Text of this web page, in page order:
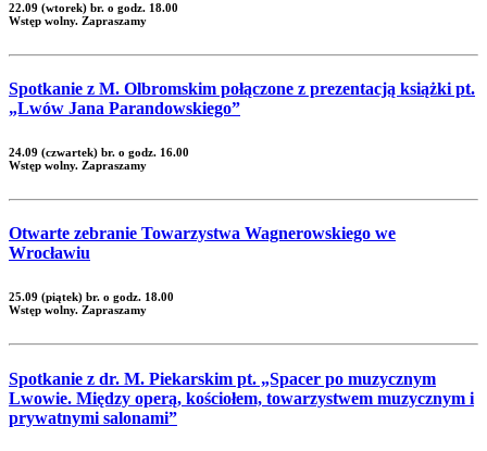
22.09 (wtorek) br. o godz. 18.00
Wstęp wolny. Zapraszamy
Spotkanie z M. Olbromskim połączone z prezentacją książki pt.
„Lwów Jana Parandowskiego”
24.09 (czwartek) br. o godz. 16.00
Wstęp wolny. Zapraszamy
Otwarte zebranie Towarzystwa Wagnerowskiego we
Wrocławiu
25.09 (piątek) br. o godz. 18.00
Wstęp wolny. Zapraszamy
Spotkanie z dr. M. Piekarskim pt. „Spacer po muzycznym
Lwowie. Między operą, kościołem, towarzystwem muzycznym i
prywatnymi salonami”